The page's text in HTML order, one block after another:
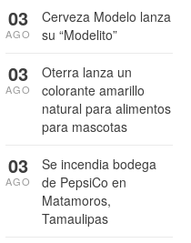
Cerveza Modelo lanza
su “Modelito”
03
AGO
Oterra lanza un
colorante amarillo
natural para alimentos
para mascotas
03
AGO
Se incendia bodega
de PepsiCo en
Matamoros,
Tamaulipas
03
AGO